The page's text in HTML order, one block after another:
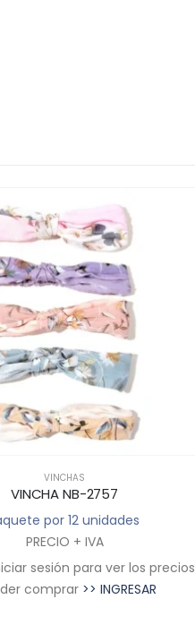
VINCHAS
VINCHA NB-2757
por 12 unidades
PRECIO + IVA
sesión para ver los precios
comprar >> INGRESAR